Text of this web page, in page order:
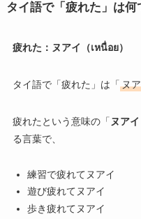
タイ語で「疲れた」は何
疲れた：ヌアイ（เหนื่อย）
タイ語で「疲れた」は「 ヌ
疲れたという意味の「 ヌアイ
る言葉で、
練習で疲れてヌアイ
遊び疲れてヌアイ
歩き疲れてヌアイ